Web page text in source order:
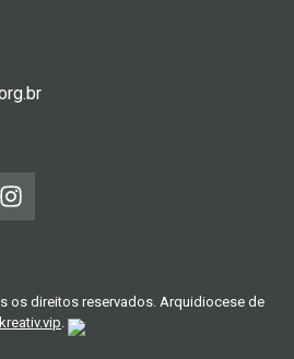
os direitos reservados. Arquidiocese de
kreativ.vip